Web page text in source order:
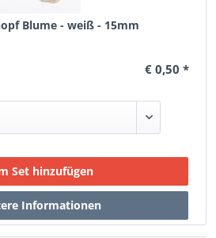
Blume - weiß - 15mm
€ 0,50 *